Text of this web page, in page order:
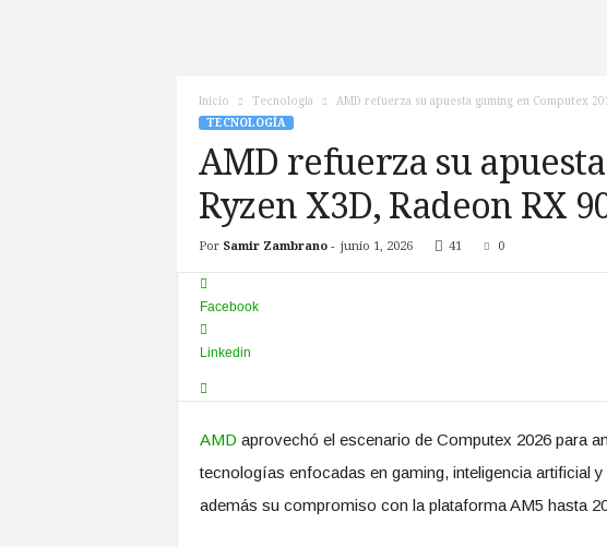
Inicio Tecnología
AMD refuerza su apuesta gaming en Computex
TECNOLOGÍA
AMD refuerza su
Ryzen X3D, Radeon RX
Por Samir Zambrano- junio 1, 2026 41 0
Facebook
Linkedin
AMD aprovechó el escenario de Computex 2026 para
tecnologías enfocadas en gaming, inteligencia artificial
además su compromiso con la plataforma AM5 hasta